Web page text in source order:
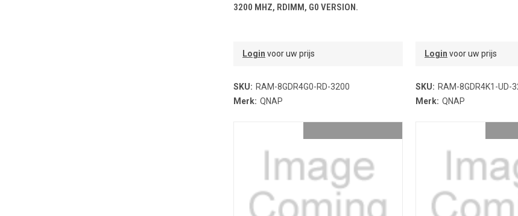
3200 MHZ, RDIMM, G0 VERSION.
Login voor uw prijs
SKU: RAM-8GDR4G0-RD-3200
Merk: QNAP
Login voor uw prijs
SKU: RAM-8GDR4K1-UD-
Merk: QNAP